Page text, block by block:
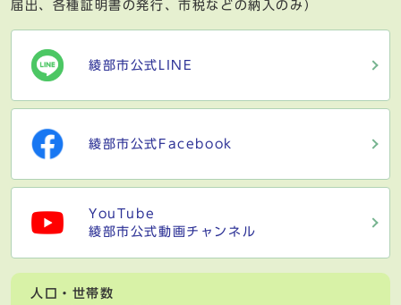
届出、各種証明書の発行、市税などの納入のみ）
綾部市公式LINE
綾部市公式Facebook
YouTube
綾部市公式動画チャンネル
人口・世帯数